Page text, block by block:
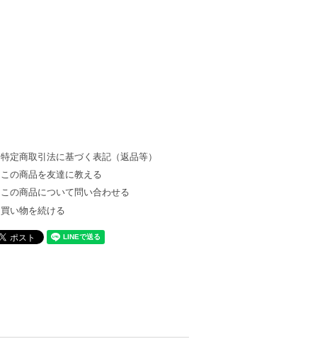
特定商取引法に基づく表記（返品等）
この商品を友達に教える
この商品について問い合わせる
買い物を続ける